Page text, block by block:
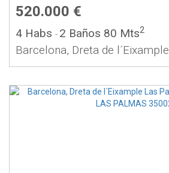
520.000 €
4 Habs - 2 Baños 80 Mts2
Barcelona, Dreta de l´Eixample